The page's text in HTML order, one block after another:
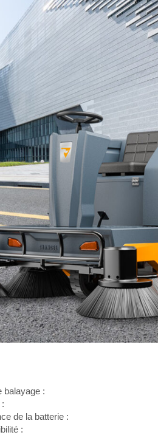
balayage :
de la batterie :
: